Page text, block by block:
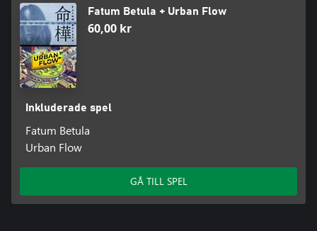
Fatum Betula + Urban Flow
60,00 kr
Inkluderade spel
Fatum Betula
Urban Flow
GÅ TILL SPEL